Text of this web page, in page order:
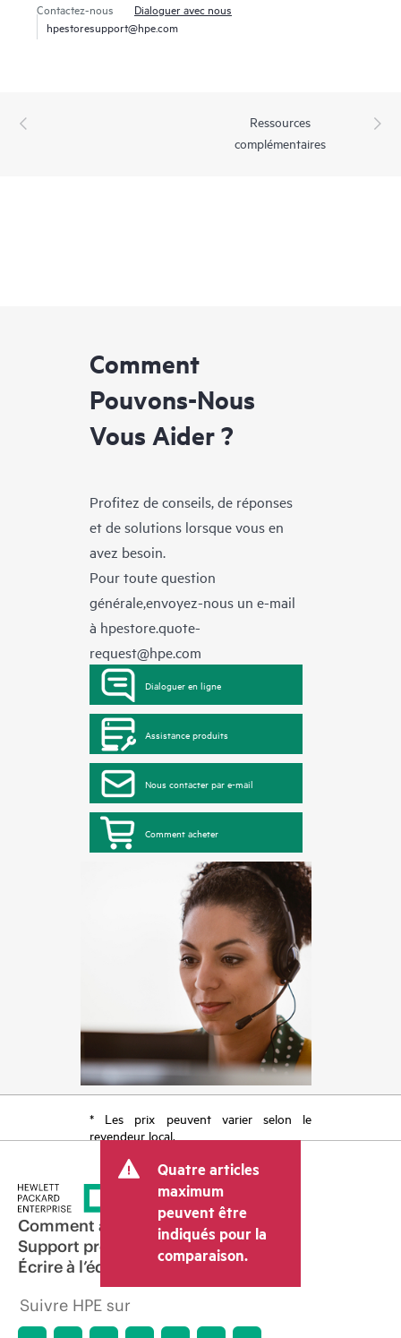
Contactez-nous
Dialoguer avec nous
hpestoresupport@hpe.com
Ressources
complémentaires
Comment
Pouvons-Nous
Vous Aider ?
Profitez de conseils, de réponses
et de solutions lorsque vous en
avez besoin.
Pour toute question
générale,envoyez-nous un e-mail
à hpestore.quote-
request@hpe.com
Dialoguer en ligne
Assistance produits
Nous contacter par e-mail
Comment acheter
* Les prix peuvent varier selon le
revendeur local.
Quatre articles
maximum
peuvent être
indiqués pour la
comparaison.
Comment acheter
Support produit
Écrire à l’équipe commerciale
Suivre HPE sur